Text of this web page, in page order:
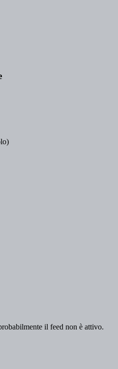
il feed non è attivo.